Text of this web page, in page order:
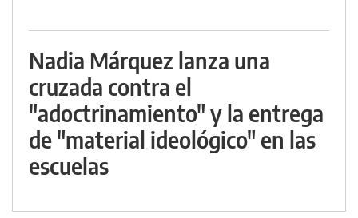
Nadia Márquez lanza una
cruzada contra el
"adoctrinamiento" y la entrega
de "material ideológico" en las
escuelas